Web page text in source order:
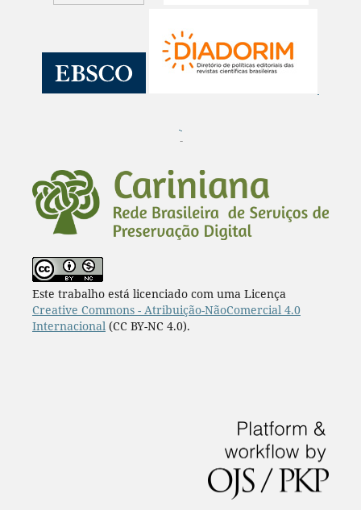
¨
Este trabalho está licenciado com uma Licença
Creative Commons - Atribuição-NãoComercial 4.0
Internacional (CC BY-NC 4.0).